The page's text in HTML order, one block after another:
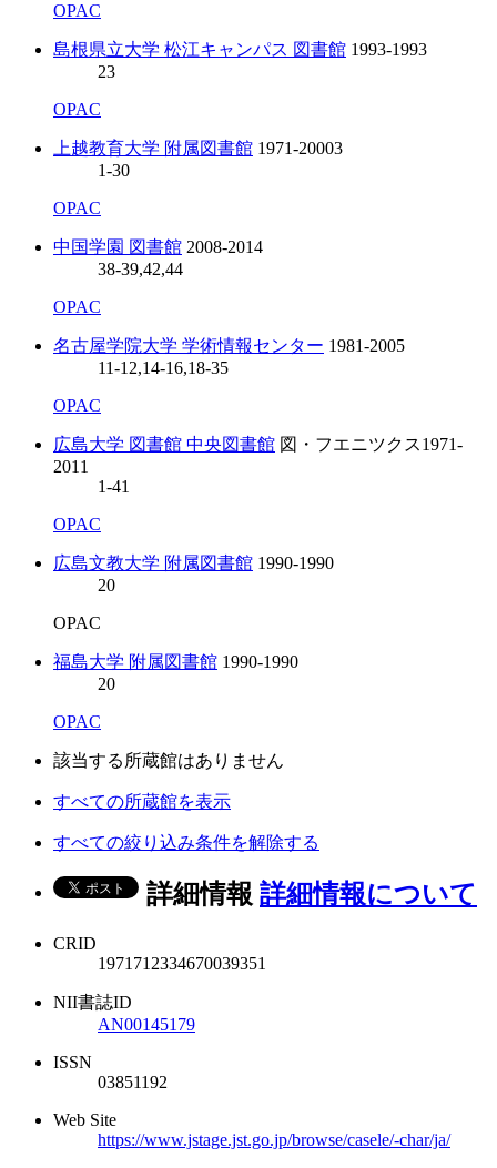
OPAC
島根県立大学 松江キャンパス 図書館 1993-1993
23
OPAC
上越教育大学 附属図書館 1971-20003
1-30
OPAC
中国学園 図書館 2008-2014
38-39,42,44
OPAC
名古屋学院大学 学術情報センター 1981-2005
11-12,14-16,18-35
OPAC
広島大学 図書館 中央図書館 図・フエニツクス1971-
2011
1-41
OPAC
広島文教大学 附属図書館 1990-1990
20
OPAC
福島大学 附属図書館 1990-1990
20
OPAC
該当する所蔵館はありません
すべての所蔵館を表示
すべての絞り込み条件を解除する
詳細情報 詳細情報について
CRID
1971712334670039351
NII書誌ID
AN00145179
ISSN
03851192
Web Site
https://www.jstage.jst.go.jp/browse/casele/-char/ja/